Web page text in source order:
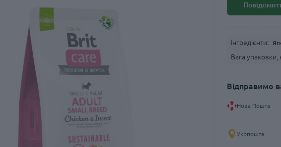
Інгредієнти:
Вага упаковки,
Відправимо
Нова Пошта
Укрпошта